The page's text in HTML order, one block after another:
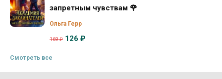
запретным чувствам 🌹
Ольга Герр
169 ₽ 126 ₽
Смотреть все